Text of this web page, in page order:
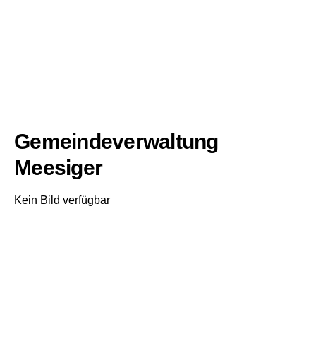
Gemeindeverwaltung
Meesiger
Kein Bild verfügbar